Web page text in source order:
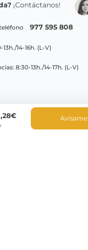
,28€ Avísame
¡Contáctanos!
977 595 808
14-16h. (L-V)
8:30-13h./14-17h. (L-V)
|
de compra |